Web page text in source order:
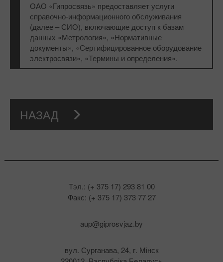
ОАО «Гипросвязь» предоставляет услуги
справочно-информационного обслуживания
(далее – СИО), включающие доступ к базам
данных «Метрология», «Нормативные
документы», «Сертифицированное оборудование
электросвязи», «Термины и определения».
НАЗАД
Тэл.: (+ 375 17) 293 81 00
Факс: (+ 375 17) 373 77 27
aup@giprosvjaz.by
вул. Сурганава, 24, г. Мінск